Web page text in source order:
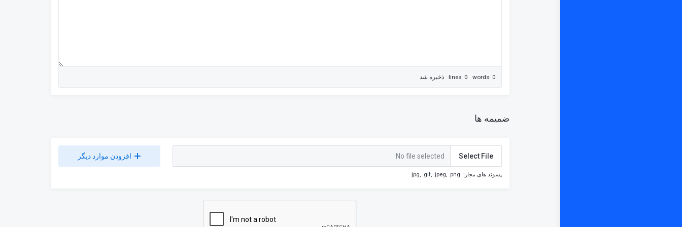
lines: 0 words: 0 ذخیره شد
ضمیمه ها
Select File
No file selected افزودن موارد دیگر
پسوند های مجاز: .jpg, .gif, .jpeg, .png